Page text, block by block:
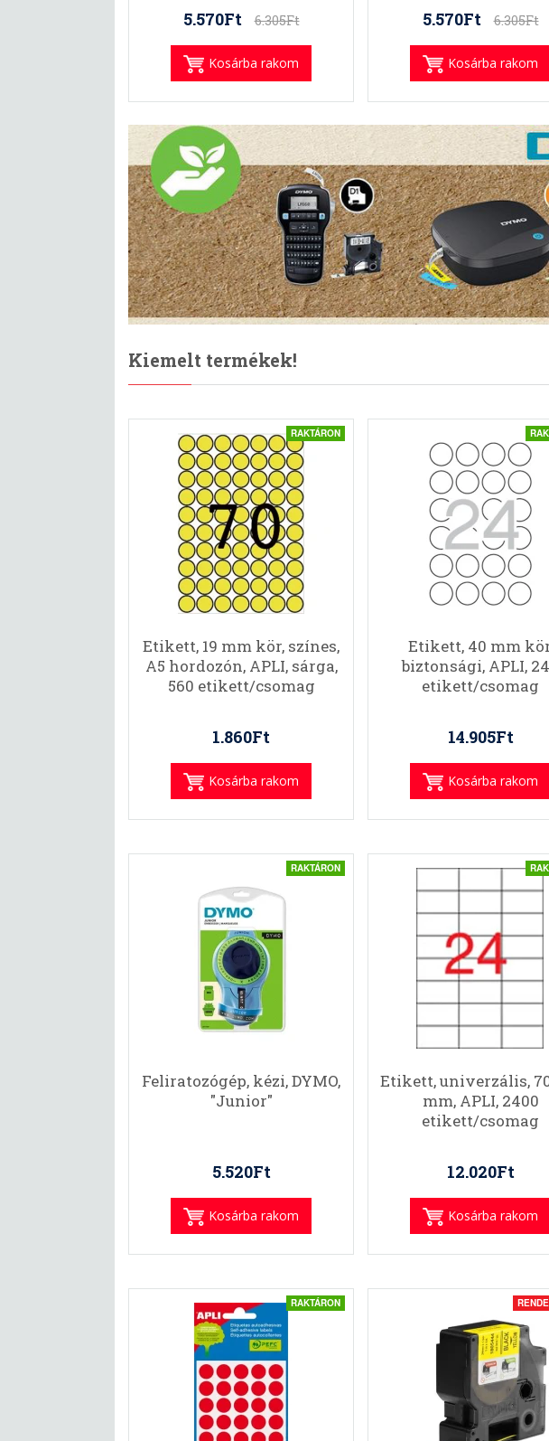
5.570Ft 6.305Ft
Kosárba rakom
5.570Ft 6.305Ft
Kosárba rakom
Kiemelt termékek!
RAKTÁRON
Etikett, 19 mm kör, színes,
A5 hordozón, APLI, sárga,
560 etikett/csomag
1.860Ft
Kosárba rakom
Etikett, 40 mm
biztonsági, APLI,
etikett/csomag
14.905Ft
Kosárba rakom
RAKTÁRON
Feliratozógép, kézi, DYMO,
"Junior"
5.520Ft
Kosárba rakom
Etikett, univerzális,
mm, APLI, 2400
etikett/csomag
12.020Ft
Kosárba rakom
RAKTÁRON